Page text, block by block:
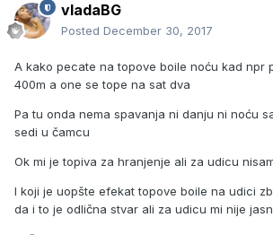
vladaBG
Posted December 30, 2017
A kako pecate na topove boile noću kad npr
400m a one se tope na sat dva
Pa tu onda nema spavanja ni danju ni noću
sedi u čamcu
Ok mi je topiva za hranjenje ali za udicu
I koji je uopšte efekat topove boile na udici
da i to je odlična stvar ali za udicu mi nije